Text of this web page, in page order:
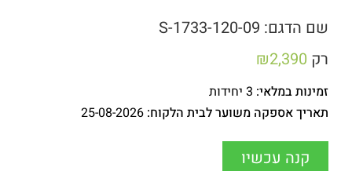
שם הדגם: S-1733-120-09
רק
₪2,390
זמינות במלאי: 3 יחידות
תאריך אספקה משוער לבית הלקוח: 25-08-2026
קנה עכשיו